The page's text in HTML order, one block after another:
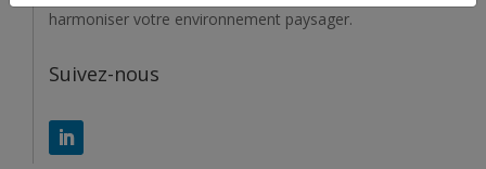
harmoniser votre environnement paysager.
Suivez-nous